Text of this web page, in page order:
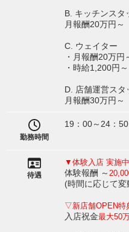
B. キッチンスタ
月報酬20万円～
C. ウェイター
・月報酬20万円
・時給1,200円～
D. 店舗運営スタ
月報酬30万円～
勤務時間
19：00～24：50
待遇
▼体験入店 実施
体験報酬 ～
(時間に応じて変
▽新店舗OPEN
入店祝金最大50